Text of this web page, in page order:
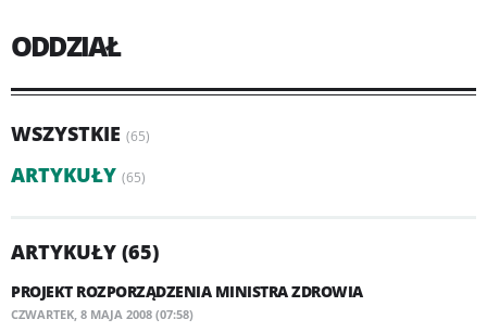
ODDZIAŁ
WSZYSTKIE (65)
ARTYKUŁY (65)
ARTYKUŁY (65)
PROJEKT ROZPORZĄDZENIA MINISTRA ZDROWIA
CZWARTEK, 8 MAJA 2008 (07:58)